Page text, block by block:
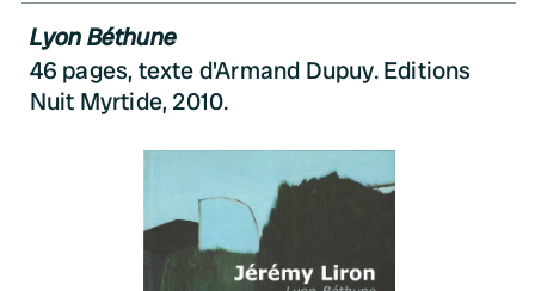
Lyon Béthune
46 pages, texte d'Armand Dupuy. Editions
Nuit Myrtide, 2010.